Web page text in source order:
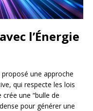
l’Énergie
proposé une approche
qui respecte les lois
une “bulle de
pour générer une